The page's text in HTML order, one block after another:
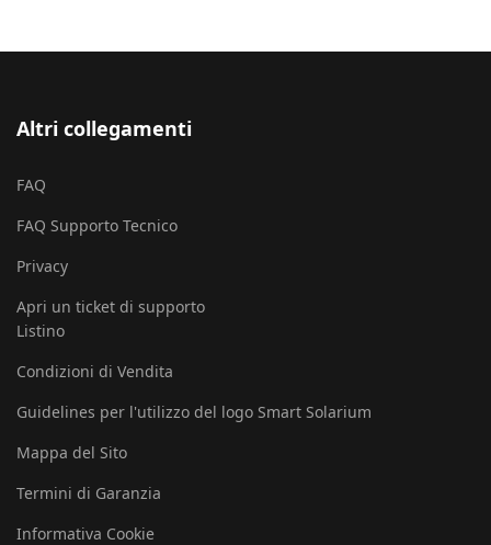
Altri collegamenti
FAQ
FAQ Supporto Tecnico
Privacy
Apri un ticket di supporto
Listino
Condizioni di Vendita
Guidelines per l'utilizzo del logo Smart Solarium
Mappa del Sito
Termini di Garanzia
Informativa Cookie